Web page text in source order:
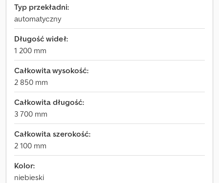
Typ przekładni:
automatyczny
Długość wideł:
1 200 mm
Całkowita wysokość:
2 850 mm
Całkowita długość:
3 700 mm
Całkowita szerokość:
2 100 mm
Kolor:
niebieski